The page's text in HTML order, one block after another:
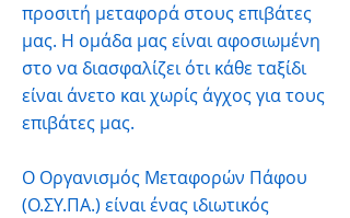
προσιτή μεταφορά στους επιβάτες
μας. Η ομάδα μας είναι αφοσιωμένη
στο να διασφαλίζει ότι κάθε ταξίδι
είναι άνετο και χωρίς άγχος για τους
επιβάτες μας.
Ο Οργανισμός Μεταφορών Πάφου
(Ο.ΣΥ.ΠΑ.) είναι ένας ιδιωτικός